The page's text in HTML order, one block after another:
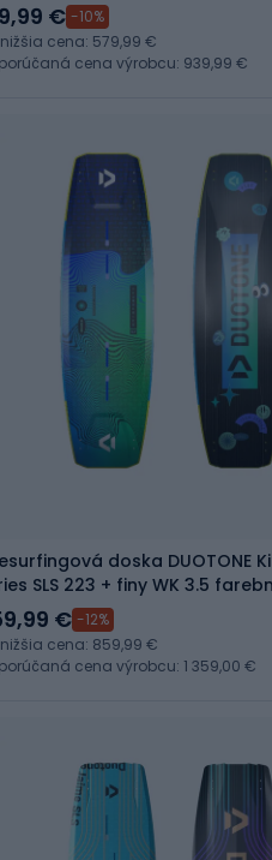
€ -10%
cena: 579,99 €
cena výrobcu: 939,99 €
doska DUOTONE
SLS 223 + finy WK 3.5
€ -12%
cena: 859,99 €
cena výrobcu: 1 359,00 €